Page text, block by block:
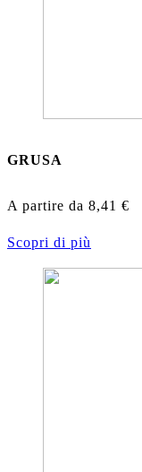
GRUSA
A partire da 8,41 €
Scopri di più